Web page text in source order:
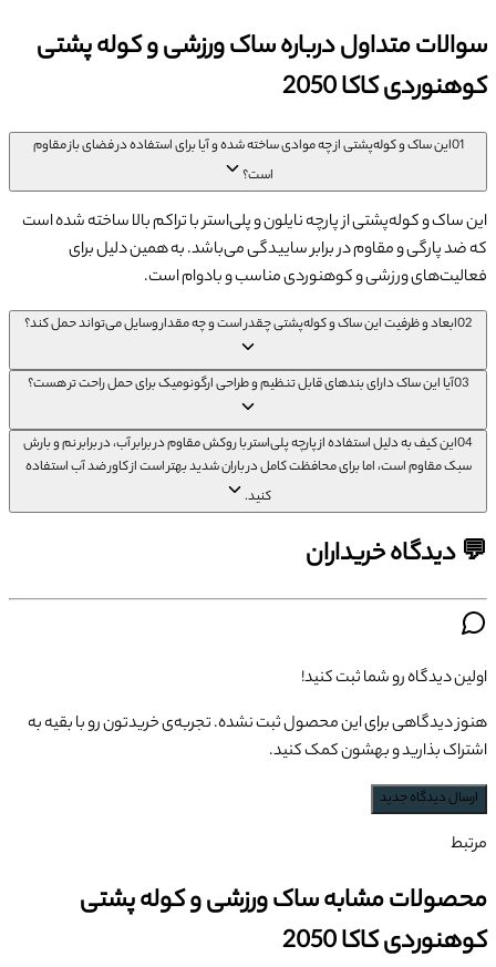
سوالات متداول درباره ساک ورزشی و کوله پشتی
کوهنوردی کاکا 2050
01این ساک و کوله‌پشتی از چه موادی ساخته شده و آیا برای استفاده در فضای باز مقاوم
است؟
این ساک و کوله‌پشتی از پارچه نایلون و پلی‌استر با تراکم بالا ساخته شده است
که ضد پارگی و مقاوم در برابر ساییدگی می‌باشد. به همین دلیل برای
فعالیت‌های ورزشی و کوهنوردی مناسب و بادوام است.
02ابعاد و ظرفیت این ساک و کوله‌پشتی چقدر است و چه مقدار وسایل می‌تواند حمل کند؟
03آیا این ساک دارای بندهای قابل تنظیم و طراحی ارگونومیک برای حمل راحت تر هست؟
04این کیف به دلیل استفاده از پارچه پلی‌استر با روکش مقاوم در برابر آب، در برابر نم و بارش
سبک مقاوم است، اما برای محافظت کامل در باران شدید بهتر است از کاور ضد آب استفاده
کنید.
💬 دیدگاه خریداران
اولین دیدگاه رو شما ثبت کنید!
هنوز دیدگاهی برای این محصول ثبت نشده. تجربه‌ی خریدتون رو با بقیه به
اشتراک بذارید و بهشون کمک کنید.
ارسال دیدگاه جدید
مرتبط
محصولات مشابه ساک ورزشی و کوله پشتی
کوهنوردی کاکا 2050